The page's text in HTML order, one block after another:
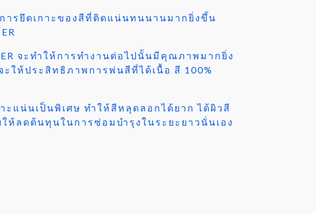
ารยึดเกาะของสีที่ติดแน่นทนนานมากยิ่งขึ้น
จะทำให้การทำงานต่อไปนั้นมีคุณภาพมากยิ่ง
ะให้ประสิทธิภาพการพ่นสีที่ได้เนื้อ สี 100%
ะแน่นเป็นพิเศษ ทำให้สีหลุดลอกได้ยาก ได้ผิวสี
ห้ลดต้นทุนในการซ่อมบำรุงในระยะยาวนั่นเอง